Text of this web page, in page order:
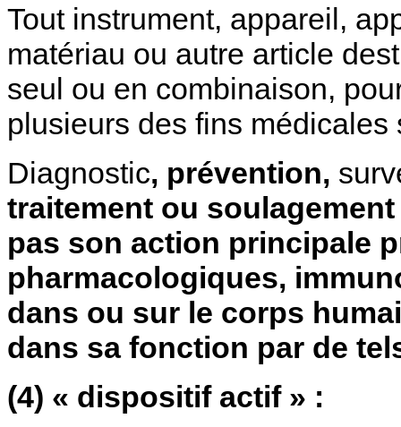
Tout instrument, appareil,
matériau ou autre article
seul ou en combinaison,
plusieurs des fins
Diagnostic, prévention,
traitement ou
pas son action principale
pharmacologiques,
dans ou sur le corps
dans sa fonction par de
(4) « dispositif actif » :